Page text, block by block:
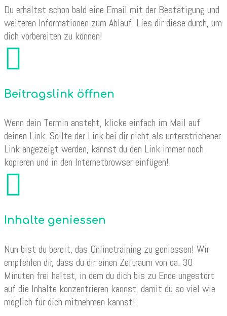
Du erhältst schon bald eine Email mit der Bestätigung und
weiteren Informationen zum Ablauf. Lies dir diese durch, um
dich vorbereiten zu können!

Beitragslink öffnen
Wenn dein Termin ansteht, klicke einfach im Mail auf
deinen Link. Sollte der Link bei dir nicht als unterstrichener
Link angezeigt werden, kannst du den Link immer noch
kopieren und in den Internetbrowser einfügen!

Inhalte geniessen
Nun bist du bereit, das Onlinetraining zu geniessen! Wir
empfehlen dir, dass du dir einen Zeitraum von ca. 30
Minuten frei hältst, in dem du dich bis zu Ende ungestört
auf die Inhalte konzentrieren kannst, damit du so viel wie
möglich für dich mitnehmen kannst!